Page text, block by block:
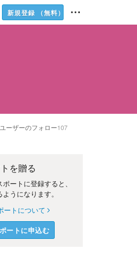
新規登録 （無料）
ユーザーのフォロー107
を贈る
ートに登録すると、
うになります。
ートについて
ートに申込む